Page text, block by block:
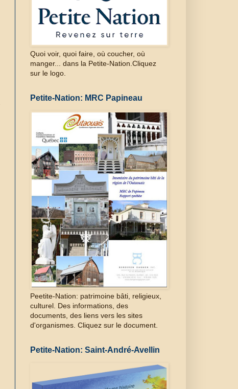
Quoi voir, quoi faire, où coucher, où
manger... dans la Petite-Nation.Cliquez
sur le logo.
Petite-Nation: MRC Papineau
Peetite-Nation: patrimoine bâti, religieux,
culturel. Des informations, des
documents, des liens vers les sites
d'organismes. Cliquez sur le document.
Petite-Nation: Saint-André-Avellin